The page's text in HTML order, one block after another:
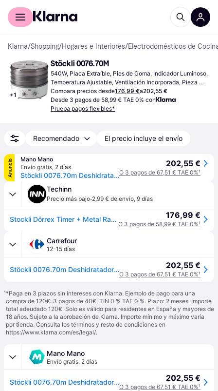
Comprar con Klarna
Klarna/Shopping/Hogares e Interiores/Electrodomésticos de
+1
Stöckli 0076.70M
540W, Placa Extraíble, Pies de Goma, Indicador Luminoso,
Temperatura Ajustable, Ventilación Incorporada, Pieza
Lavable en Lavavajillas
Compara precios desde176,99 €a202,55 €
Desde 3 pagos de 58,99 € TAE 0% con
Prueba pagos flexibles*
Recomendado El precio incluye el envío
Anuncio
Mano Mano
Envío gratis, 2 días
Stöckli 0076.70m Deshidratador De Alimentos Gris, Blanco 540 W
202,55 €
O 3 pagos de 67,51 € TAE 0%¹
Techinn
Precio más bajo·2,99 € de envío, 9 días
Stockli Dörrex Timer + Metal Rack Dehydrator Lila One Size / EU Plug 220V 176,99 €
O 3 pagos de 58,99 € TAE 0%¹
Carrefour
12-15 días
Stöckli 0076.70m Deshidratador De Alimentos Gris, Blanco 540 W 202,55 €
O 3 pagos de 67,51 € TAE 0%¹
¹*Paga en 3 plazos sin intereses con Klarna. Ejemplo de pago para una
compra de 120€: 3 pagos de 40€, TIN 0 % TAE 0 %. Plazo: 2 meses. Importe
total adeudado 120€. Solo es válido para residentes en España y mayores de
18 años. Sujeto a la aprobación de Klarna. Importe mínimo y máximo varía
por tienda. Consulta los términos y resto de condiciones en
https://www.klarna.com/es/legal/.
Mano Mano
Envío gratis, 2 días
Stöckli 0076.70m Deshidratador De Alimentos Gris, Blanco 540 W 202,55 €
O 3 pagos de 67,51 € TAE 0%¹